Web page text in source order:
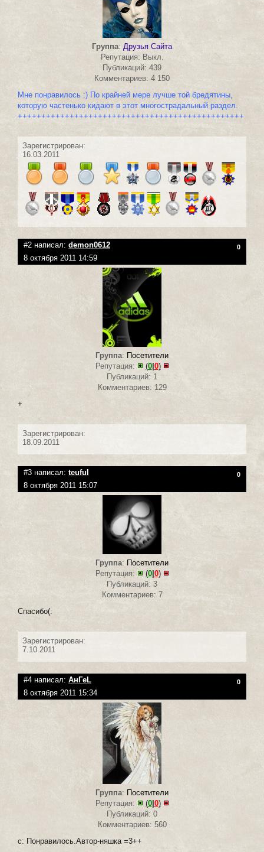
Группа: Друзья Сайта
Репутация: Выкл.
Публикаций: 439
Комментариев: 4 150
Мне понравилось :) По крайней мере лучше той бредятины,
которую частенько кидают в этот многострадальный раздел.
++++++++++++++++++++++++++++++++++++++++++++++++
Зарегистрирован:
16.03.2011
#2 написал: demon0612 0
8 октября 2011 14:59
Группа: Посетители
Репутация:
(0|0)
Публикаций: 1
Комментариев: 129
+
Зарегистрирован:
18.09.2011
#3 написал: teuful 0
8 октября 2011 15:07
Группа: Посетители
Репутация:
(0|0)
Публикаций: 3
Комментариев: 7
Спасибо(:
Зарегистрирован:
7.10.2011
#4 написал: АнГeL 0
8 октября 2011 15:34
Группа: Посетители
Репутация:
(0| 0)
Публикаций: 0
Комментариев: 560
с: Понравилось.Автор-няшка =3++